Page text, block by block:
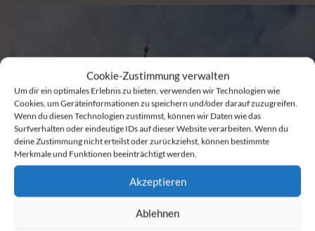
Cookie-Zustimmung verwalten
Um dir ein optimales Erlebnis zu bieten, verwenden wir Technologien wie
Cookies, um Geräteinformationen zu speichern und/oder darauf zuzugreifen.
Wenn du diesen Technologien zustimmst, können wir Daten wie das
Surfverhalten oder eindeutige IDs auf dieser Website verarbeiten. Wenn du
deine Zustimmung nicht erteilst oder zurückziehst, können bestimmte
Merkmale und Funktionen beeinträchtigt werden.
Akzeptieren
Ablehnen